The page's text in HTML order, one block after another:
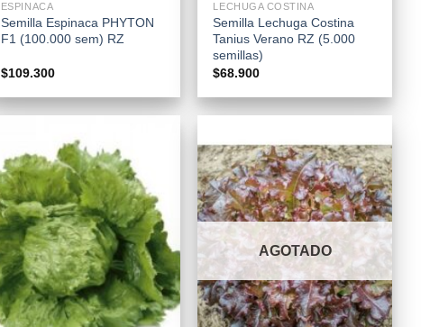
ESPINACA
Semilla Espinaca PHYTON
F1 (100.000 sem) RZ
$109.300
LECHUGA COSTINA
Semilla Lechuga Costina
Tanius Verano RZ (5.000
semillas)
$68.900
AGOTADO